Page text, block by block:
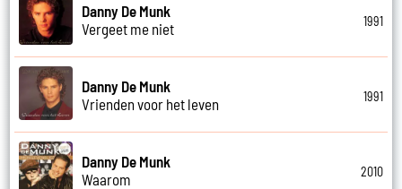
Danny De Munk
Vergeet me niet
1991
Danny De Munk
Vrienden voor het leven
1991
Danny De Munk
Waarom
2010